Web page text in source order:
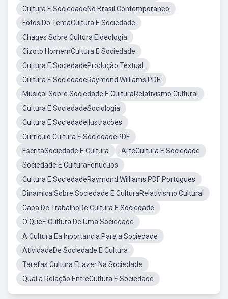
Cultura E SociedadeNo Brasil Contemporaneo
Fotos Do TemaCultura E Sociedade
Chages Sobre Cultura EIdeologia
Cizoto HomemCultura E Sociedade
Cultura E SociedadeProdução Textual
Cultura E SociedadeRaymond Williams PDF
Musical Sobre Sociedade E CulturaRelativismo Cultural
Cultura E SociedadeSociologia
Cultura E SociedadeIlustrações
Currículo Cultura E SociedadePDF
EscritaSociedade E Cultura
ArteCultura E Sociedade
Sociedade E CulturaFenucuos
Cultura E SociedadeRaymond Williams PDF Portugues
Dinamica Sobre Sociedade E CulturaRelativismo Cultural
Capa De TrabalhoDe Cultura E Sociedade
O QueE Cultura De Uma Sociedade
A Cultura Ea Inportancia Para a Sociedade
AtividadeDe Sociedade E Cultura
Tarefas Cultura ELazer Na Sociedade
Qual a Relação EntreCultura E Sociedade